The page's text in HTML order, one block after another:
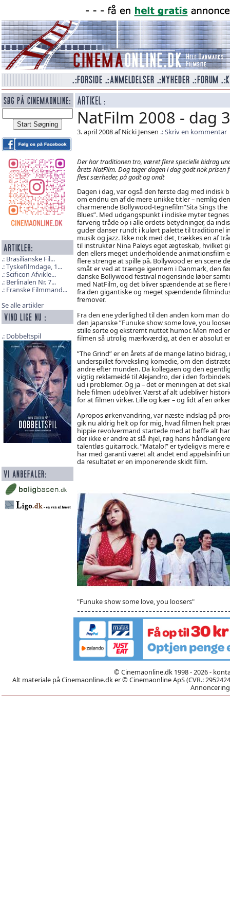
Brasilianske Fil...
Tyskefilmdage, 1...
Scificon Afvikle...
Berlinalen Nr. 7...
Franske Filmmand...
Se alle artikler
Dobbeltspil
NatFilm 2008 - dag 3
3. april 2008 af Nicki Jensen Skriv en kommentar
Der har traditionen tro, været flere specielle bidrag
årets NatFilm. Dog tager dagen i dag godt nok prisen
flest særheder, på godt og ondt
Dagen i dag, var også den første dag med indisk
om endnu en af de mere unikke titler – nemlig den
charmerende Bollywood-tegnefilm”Sita Sings the
Blues”. Med udgangspunkt i indiske myter tegnes
farverig tråde op i alle ordets betydninger, da
guder danser rundt i kulørt palette til traditionel
musik og jazz. Ikke nok med det, trækkes en af
til instruktør Nina Paleys eget ægteskab, hvilket
den ellers meget underholdende animationsfilm
flere strenge at spille på. Bollywood er en scene
småt er ved at trænge igennem i Danmark, den
danske Bollywood festival nogensinde løber
med NatFilm, og det bliver spændende at se flere
fra den gigantiske og meget spændende
fremover.
Fra den ene yderlighed til den anden kom man
den japanske ”Funuke show some love, you
stille sorte og ekstremt nuttet humor. Men med
filmen så utrolig mærkværdig, at den er absolut
”The Grind” er en årets af de mange latino
underspillet forveksling komedie, om den
andre efter munden. Da kollegaen og den
vigtig reklameidé til Alejandro, der i den
ud i problemer. Og ja – det er meningen at det
hele filmen udebliver. Værst af alt udebliver
for at filmen virker. Lille og kær – og lidt af en
Apropos ørkenvandring, var næste indslag på
gik nu aldrig helt op for mig, hvad filmen helt
hippie revolvermand startede med at bøffe alt
der ikke er andre at slå ihjel, røg hans
talentløs guitarrock. ”Matalo!” er tydeligvis mere
har med garanti været alt andet end appelsinfri
da resultatet er en imponerende skidt film.
"Funuke show some love, you loosers"
© Cinemaonline.dk 1998 - 2026 -
Alt materiale på Cinemaonline.dk er © Cinemaonline ApS (CVR.: